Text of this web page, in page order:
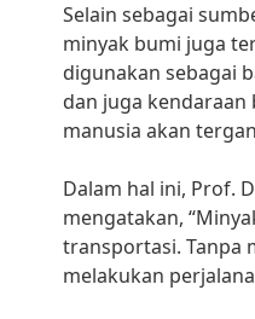
Selain sebagai
minyak bumi juga
digunakan sebagai
dan juga
manusia akan
Dalam hal ini, Prof.
mengatakan,
transportasi. Tanpa
melakukan